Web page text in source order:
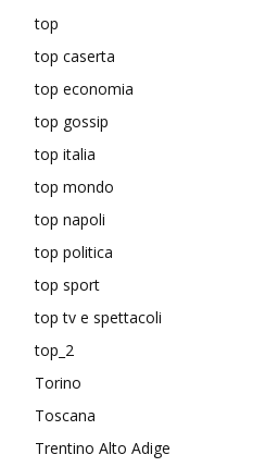
top
top caserta
top economia
top gossip
top italia
top mondo
top napoli
top politica
top sport
top tv e spettacoli
top_2
Torino
Toscana
Trentino Alto Adige